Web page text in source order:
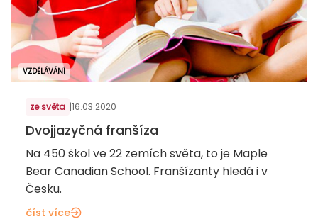
VZDĚLÁVÁNÍ
ze světa |16.03.2020
Dvojjazyčná franšíza
Na 450 škol ve 22 zemích světa, to je Maple
Bear Canadian School. Franšízanty hledá i v
Česku.
číst více